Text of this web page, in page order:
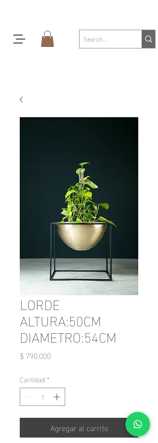
LORDE
ALTURA:50CM
DIAMETRO:54CM
$ 790.000
Cantidad *
Agregar al carrito